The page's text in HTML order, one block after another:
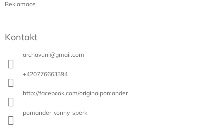
Reklamace
Kontakt
archavuni@gmail.com
+420776663394
http://facebook.com/originalpomander
pomander_vonny_sperk